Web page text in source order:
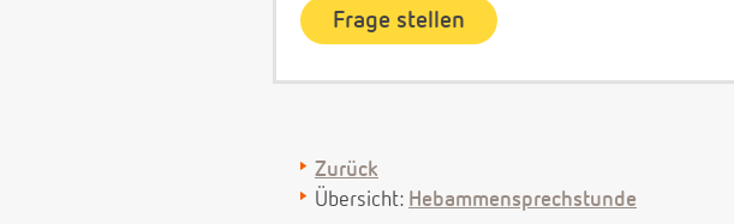
Zurück
Übersicht: Hebammensprechstunde